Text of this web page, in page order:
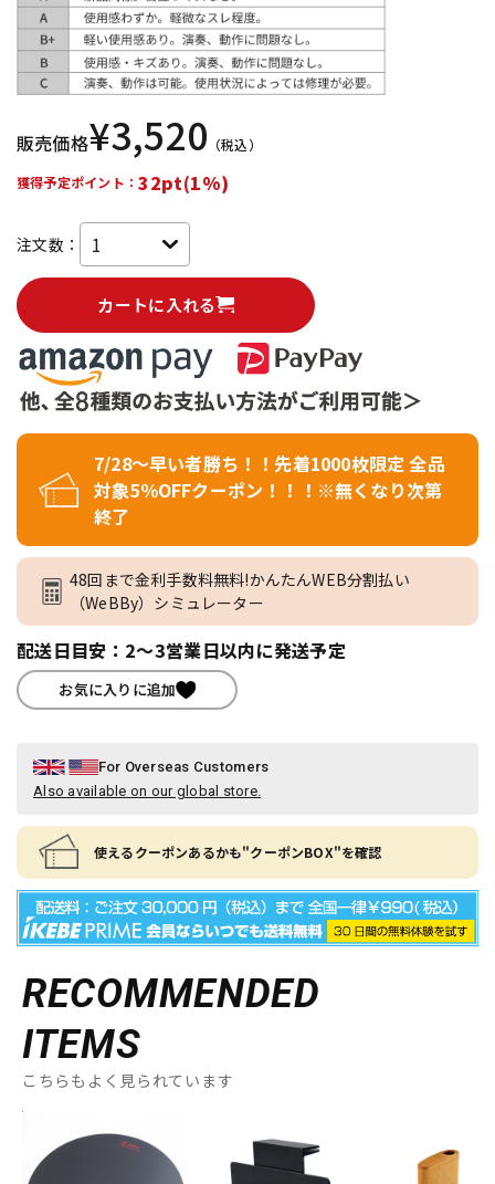
販売価格¥3,520 （税込）
獲得予定ポイント：32pt(1%)
注文数：
カートに入れる
7/28～早い者勝ち！！先着1000枚限定 全品
対象5％OFFクーポン！！！※無くなり次第
終了
48回まで金利手数料無料!かんたんWEB分割払い
（WeBBy）シミュレーター
配送日目安：2～3営業日以内に発送予定
お気に入りに追加
For Overseas Customers
Also available on our global store.
使えるクーポンあるかも"クーポンBOX"を確認
RECOMMENDED
ITEMS
こちらもよく見られています